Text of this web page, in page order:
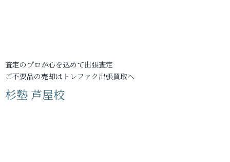
査定のプロが心を込めて出張査定
ご不要品の売却はトレファク出張買取へ
杉塾 芦屋校